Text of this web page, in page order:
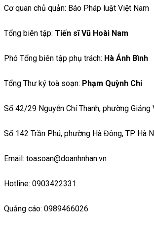
Cơ quan chủ quản: Báo Pháp luật Việt Nam
Tổng biên tập: Tiến sĩ Vũ Hoài Nam
Phó Tổng biên tập phụ trách: Hà Ánh Bình
Tổng Thư ký toà soạn: Phạm Quỳnh Chi
Số 42/29 Nguyễn Chí Thanh, phường Giảng
Số 142 Trần Phú, phường Hà Đông, TP Hà
Email: toasoan@doanhnhan.vn
Hotline: 0903422331
Quảng cáo: 0989466026